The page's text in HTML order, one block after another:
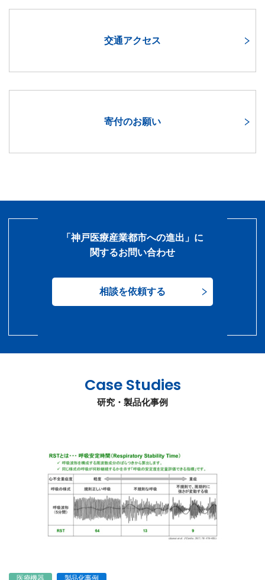
交通アクセス
寄付のお願い
「神戸医療産業都市への進出」に
関するお問い合わせ
相談を依頼する
Case Studies
研究・製品化事例
医療機器 製品化事例